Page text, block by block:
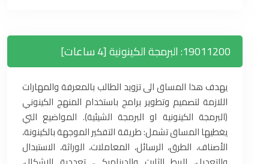
19011200: البرمجة الكينونية [4 ساعات]
يهدف هذا المساق الى تزويد الطالب بالمعرفة والمهارات
اللازمة لتصميم وتطوير برامج باستخدام المنهج الكينوني
(البرمجة الكينونية او البرمجة الشيئية). المواضيع التي
يغطيها المساق تشمل: طريقة التفكير الموجهة بالكينونة،
الأصناف، الطرق، الرسائل، المعاملات، الوراثة، الاستبدال